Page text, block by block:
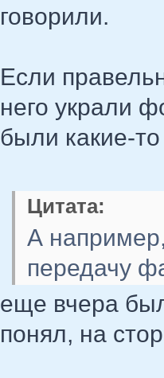
говорили.
Если
него украли
были какие-
Цитата:
А
передачу
еще вчера
понял, на